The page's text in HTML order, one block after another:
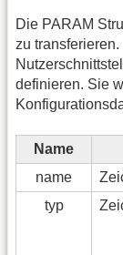
Die PARAM
zu
definieren. Sie
Name
name
typ